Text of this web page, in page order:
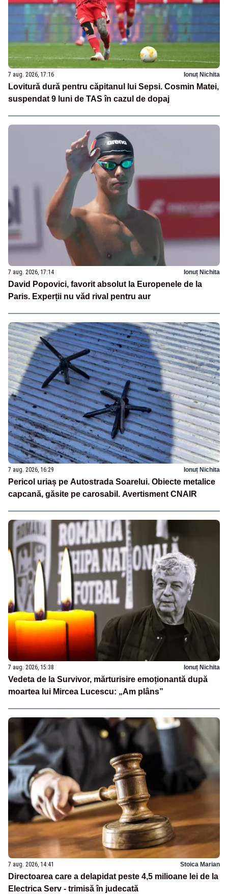
7 aug. 2026, 17:16 Ionuț Nichita
Lovitură dură pentru căpitanul lui Sepsi. Cosmin Matei,
suspendat 9 luni de TAS în cazul de dopaj
7 aug. 2026, 17:14 Ionuț Nichita
David Popovici, favorit absolut la Europenele de la
Paris. Experții nu văd rival pentru aur
7 aug. 2026, 16:29 Ionuț Nichita
Pericol uriaș pe Autostrada Soarelui. Obiecte metalice
capcană, găsite pe carosabil. Avertisment CNAIR
7 aug. 2026, 15:38 Ionuț Nichita
Vedeta de la Survivor, mărturisire emoționantă după
moartea lui Mircea Lucescu: „Am plâns”
7 aug. 2026, 14:41 Stoica Marian
Directoarea care a delapidat peste 4,5 milioane lei de la
Electrica Serv - trimisă în judecată